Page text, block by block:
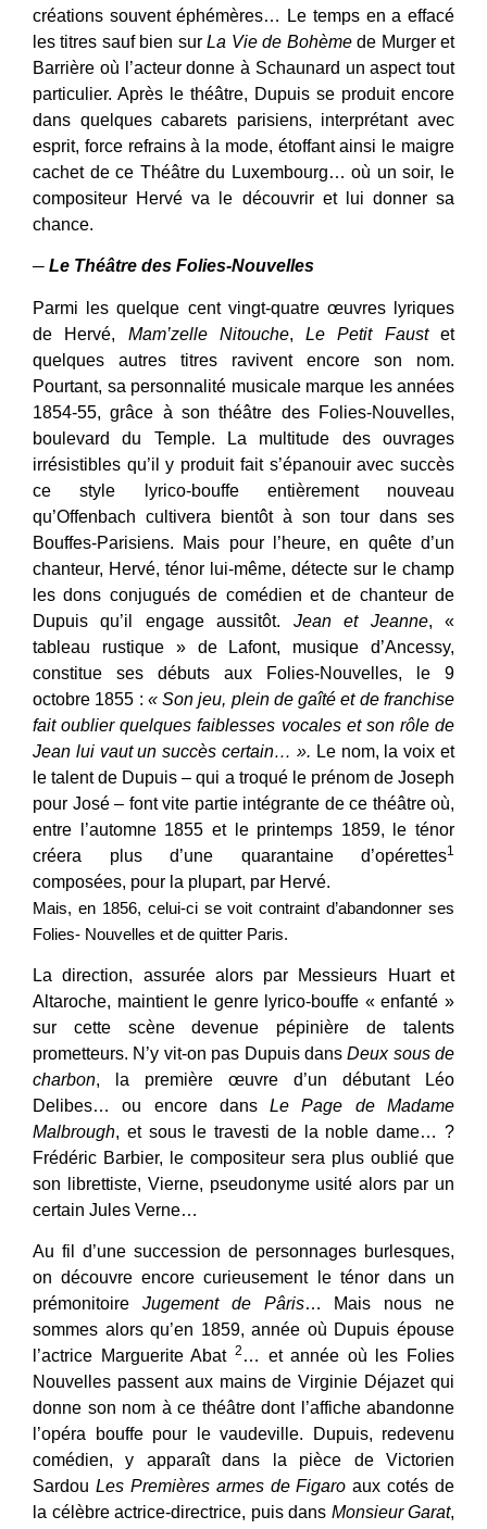
créations souvent éphémères… Le temps en a effacé
les titres sauf bien surLa Vie de Bohèmede Murger et
Barrière où l’acteur donne à Schaunard un aspect tout
particulier. Après le théâtre, Dupuis se produit encore
dans quelques cabarets parisiens, interprétant avec
esprit, force refrains à la mode, étoffant ainsi le maigre
cachet de ce Théâtre du Luxembourg… où un soir, le
compositeur Hervé va le découvrir et lui donner sa
chance.
─ Le Théâtre des Folies-Nouvelles
Parmi les quelque cent vingt-quatre œuvres lyriques
de Hervé, Mam’zelle Nitouche,Le Petit Faustet
quelques autres titres ravivent encore son nom.
Pourtant, sa personnalité musicale marque les années
1854-55, grâce à son théâtre des Folies-Nouvelles,
boulevard du Temple. La multitude des ouvrages
irrésistibles qu’il y produit fait s’épanouir avec succès
ce style lyrico-bouffe entièrement nouveau
qu’Offenbach cultivera bientôt à son tour dans ses
Bouffes-Parisiens. Mais pour l’heure, en quête d’un
chanteur, Hervé, ténor lui-même, détecte sur le champ
les dons conjugués de comédien et de chanteur de
Dupuis qu’il engage aussitôt. Jean et Jeanne, «
tableau rustique » de Lafont, musique d’Ancessy,
constitue ses débuts aux Folies-Nouvelles, le 9
octobre 1855 : « Son jeu, plein de gaîté et de franchise
fait oublier quelques faiblesses vocales et son rôle de
Jean lui vaut un succès certain… ». Le nom, la voix et
le talent de Dupuis – qui a troqué le prénom de Joseph
pour José – font vite partie intégrante de ce théâtre où,
entre l’automne 1855 et le printemps 1859, le ténor
créera plus d’une quarantaine d’opérettes1
composées, pour la plupart, par Hervé.
Mais, en 1856, celui-ci se voit contraint d’abandonner ses
Folies- Nouvelles et de quitter Paris.
La direction, assurée alors par Messieurs Huart et
Altaroche, maintient le genre lyrico-bouffe « enfanté »
sur cette scène devenue pépinière de talents
prometteurs. N’y vit-on pas Dupuis dansDeux sous de
charbon, la première œuvre d’un débutant Léo
Delibes… ou encore dansLe Page de Madame
Malbrough, et sous le travesti de la noble dame… ?
Frédéric Barbier, le compositeur sera plus oublié que
son librettiste, Vierne, pseudonyme usité alors par un
certain Jules Verne…
Au fil d’une succession de personnages burlesques,
on découvre encore curieusement le ténor dans un
prémonitoire Jugement de Pâris… Mais nous ne
sommes alors qu’en 1859, année où Dupuis épouse
l’actrice Marguerite Abat 2 … et année où les Folies
Nouvelles passent aux mains de Virginie Déjazet qui
donne son nom à ce théâtre dont l’affiche abandonne
l’opéra bouffe pour le vaudeville. Dupuis, redevenu
comédien, y apparaît dans la pièce de Victorien
Sardou Les Premières armes de Figaro aux cotés de
la célèbre actrice-directrice, puis dans Monsieur Garat,